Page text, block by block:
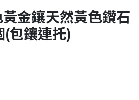
金鑲天然黃色鑽石
(包鑲連托)